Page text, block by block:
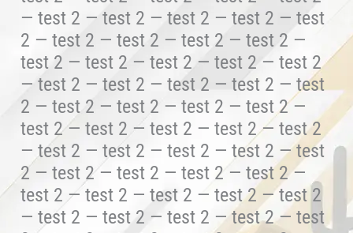
— test 2 — test 2 — test 2 — test 2 — test
2 — test 2 — test 2 — test 2 — test 2 —
test 2 — test 2 — test 2 — test 2 — test 2
— test 2 — test 2 — test 2 — test 2 — test
2 — test 2 — test 2 — test 2 — test 2 —
test 2 — test 2 — test 2 — test 2 — test 2
— test 2 — test 2 — test 2 — test 2 — test
2 — test 2 — test 2 — test 2 — test 2 —
test 2 — test 2 — test 2 — test 2 — test 2
— test 2 — test 2 — test 2 — test 2 — test